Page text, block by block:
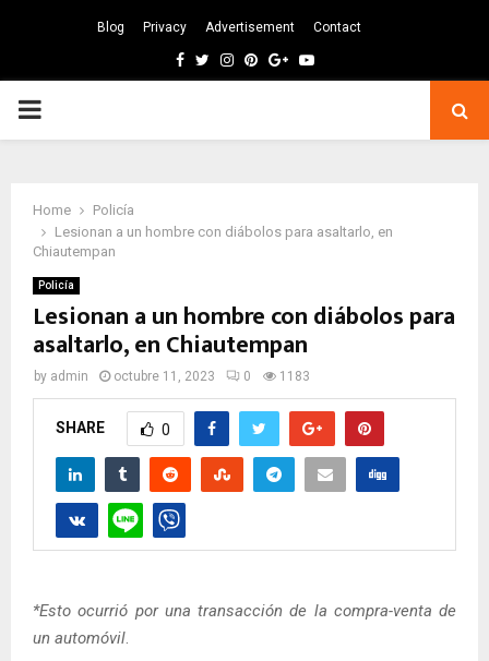
Blog Privacy Advertisement Contact
Facebook
TwitterInstagram
Pinterest
GoogleYoutube
PRIMARY
Home
Policía
Lesionan a un hombre con diábolos para asaltarlo, en
Chiautempan
Policía
Lesionan a un hombre con diábolos para
asaltarlo, en Chiautempan
by admin octubre 11, 2023 0 1183
SHARE 0
*Esto ocurrió por una transacción de la compra-venta de
un automóvil